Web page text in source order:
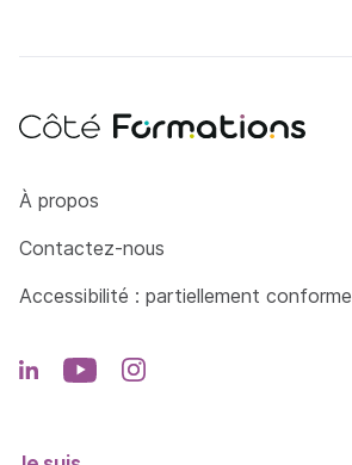
Côté Formations
À propos
Contactez-nous
Accessibilité : partiellement conforme